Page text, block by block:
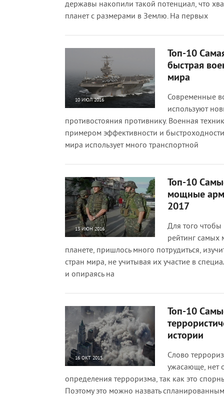
державы накопили такой потенциал, что
планет с размерами в Землю. На первых
10 ИЮЛ 2016
Топ-10
быстрая
мира
Современные
используют
противостояния противнику. Военная
примером эффективности и
мира использует много транспортной
13 ИЮН 2016
Топ-10
мощные
2017
Для того чтобы
рейтинг
планете, пришлось много потрудиться,
стран мира, не учитывая их участие в
и опираясь на
16 ОКТ 2015
Топ-10
истории
Слово
ужасающе, нет
определения терроризма, так как это
Поэтому это можно назвать